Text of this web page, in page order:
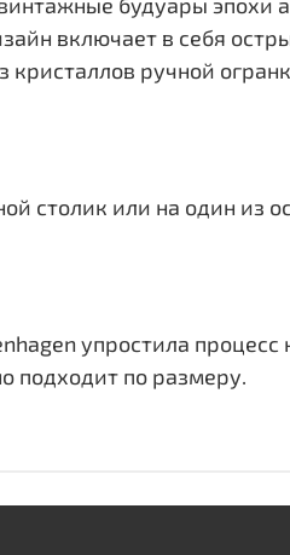
включает в себя
кристаллов ручной
столик или на один из
упростила
подходит по размеру.